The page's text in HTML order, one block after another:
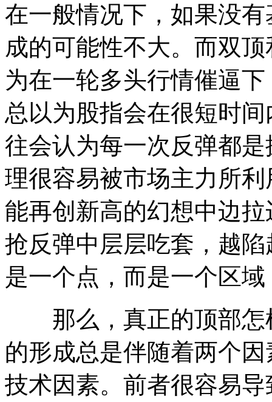
在一般情况下，如果没
成的可能性不大。而双
为在一轮多头行情催逼
总以为股指会在很短时
往会认为每一次反弹都
理很容易被市场主力所
能再创新高的幻想中边
抢反弹中层层吃套，越
是一个点，而是一个区
那么，真正的顶部怎
的形成总是伴随着两个
技术因素。前者很容易